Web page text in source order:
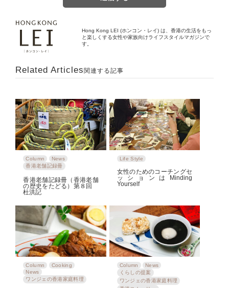
Hong Kong LEI (ホンコン・レイ) は、香港の生活をもっ
と楽しくする女性や家族向けライフスタイルマガジンで
す。
Related Articles関連する記事
Column
News
香港老舗記録冊
香港老舗記録冊（香港老舗
の歴史をたどる）第８回
杜洪記
Life Style
女性のためのコーチングセ
ッションはMinding
Yourself
Column
Cooking
News
ワンジェの香港家庭料理
Column
News
くらしの提案
ワンジェの香港家庭料理